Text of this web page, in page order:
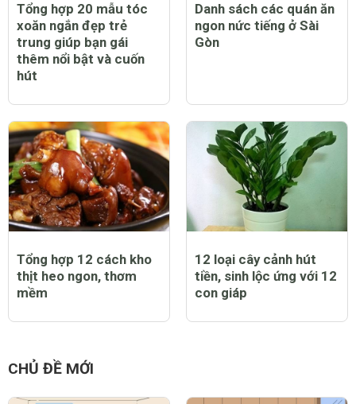
Tổng hợp 20 mẫu tóc
xoăn ngắn đẹp trẻ
trung giúp bạn gái
thêm nổi bật và cuốn
hút
Danh sách các quán ăn
ngon nức tiếng ở Sài
Gòn
Tổng hợp 12 cách kho
thịt heo ngon, thơm
mềm
12 loại cây cảnh hút
tiền, sinh lộc ứng với 12
con giáp
CHỦ ĐỀ MỚI